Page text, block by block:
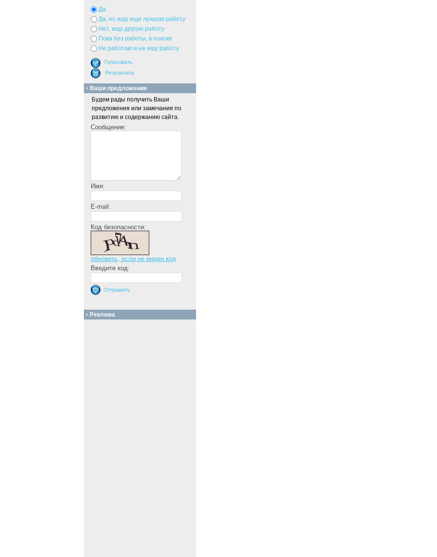
Да
Да, но ищу еще лучшую работу
Нет, ищу другую работу
Пока без работы, в поиске
Не работаю и не ищу работу
Ваши предложения
Будем рады получить Ваши
предложения или замечания по
развитию и содержанию сайта.
Сообщение:
Имя:
E-mail:
Код безопасности:
обновить, если не виден код
Введите код:
Реклама